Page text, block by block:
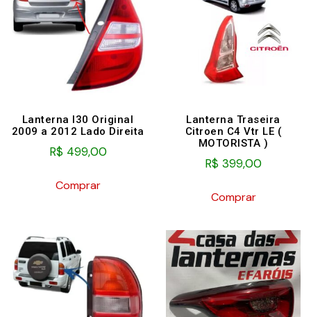
Lanterna I30 Original
2009 a 2012 Lado Direita
R$499,00
Comprar
Lanterna Traseira
Citroen C4 Vtr LE (
MOTORISTA )
R$ 399,00
Comprar